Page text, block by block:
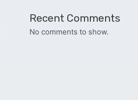
Recent Comments
No comments to show.